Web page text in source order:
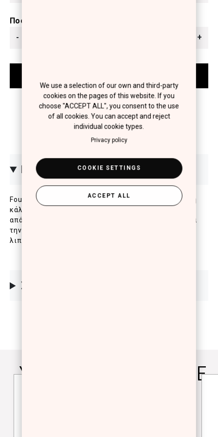
Ποσότητα
-
+
ΠΕΡΙΓΡΑΦΗ
Foundation με καινοτόμα oil-free σύνθεση για υψηλή
κάλυψη και φυσικό ματ αποτέλεσμα. Ταυτίζεται
απόλυτα με την επιδερμίδα, στεγνώνει αμέσως μετά
την εφαρμογή και διαρκεί όλη μέρα. Ιδανικό για
λιπαρές/μικτές επιδερμίδες, SPF 37
ΣΥΣΤΑΤΙΚΑ
YOU WILL ALSO LOVE
We use a selection of our own and third-party
cookies on the pages of this website. If you
choose "ACCEPT ALL", you consent to the use
of all cookies. You can accept and reject
individual cookie types.
Privacy policy
COOKIE SETTINGS
ACCEPT ALL